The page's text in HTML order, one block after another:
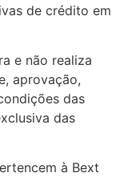
de crédito em
e não realiza
aprovação,
das
das
à Bext